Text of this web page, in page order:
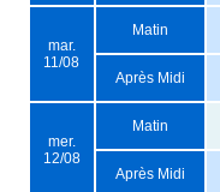
mar.
11/08
Matin
Après Midi
mer.
12/08
Matin
Après Midi